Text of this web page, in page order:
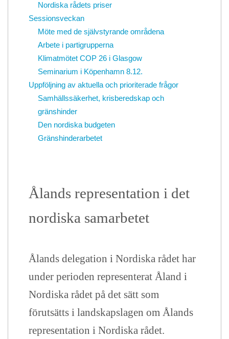
Nordiska rådets priser
Sessionsveckan
Möte med de självstyrande områdena
Arbete i partigrupperna
Klimatmötet COP 26 i Glasgow
Seminarium i Köpenhamn 8.12.
Uppföljning av aktuella och prioriterade frågor
Samhällssäkerhet, krisberedskap och
gränshinder
Den nordiska budgeten
Gränshinderarbetet
Ålands representation i det
nordiska samarbetet
Ålands delegation i Nordiska rådet har
under perioden representerat Åland i
Nordiska rådet på det sätt som
förutsätts i landskapslagen om Ålands
representation i Nordiska rådet.